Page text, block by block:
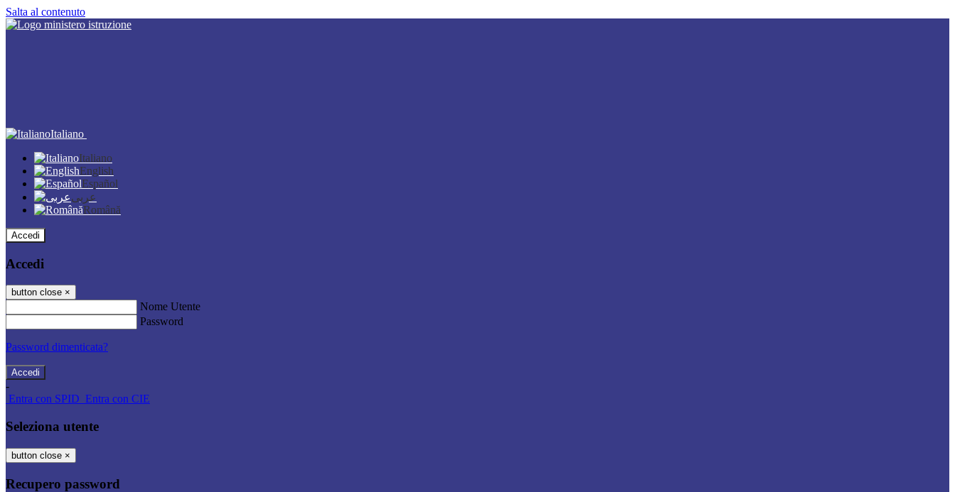
Salta al contenuto
Italiano
Italiano
English
Español
عربى
Română
Accedi
Accedi
button close ×
Nome Utente
Password
Password dimenticata?
-
Entra con SPID Entra con CIE
Seleziona utente
button close ×
Recupero password